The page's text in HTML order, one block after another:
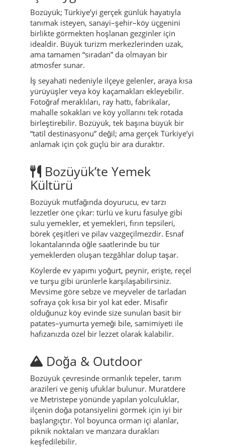
Bozüyük; Türkiye’yi gerçek günlük hayatıyla
tanımak isteyen, sanayi–şehir–köy üçgenini
birlikte görmekten hoşlanan gezginler için
idealdir. Büyük turizm merkezlerinden uzak,
ama tamamen “sıradan” da olmayan bir
atmosfer sunar.
İş seyahati nedeniyle ilçeye gelenler, araya kısa
yürüyüşler veya köy kaçamakları ekleyebilir.
Fotoğraf meraklıları, ray hattı, fabrikalar,
mahalle sokakları ve köy yollarını tek rotada
birleştirebilir. Bozüyük, tek başına büyük bir
“tatil destinasyonu” değil; ama gerçek Türkiye’yi
anlamak için çok güçlü bir ara duraktır.
Bozüyük’te Yemek
Kültürü
Bozüyük mutfağında doyurucu, ev tarzı
lezzetler öne çıkar: türlü ve kuru fasulye gibi
sulu yemekler, et yemekleri, fırın tepsileri,
börek çeşitleri ve pilav vazgeçilmezdir. Esnaf
lokantalarında öğle saatlerinde bu tür
yemeklerden oluşan tezgâhlar dolup taşar.
Köylerde ev yapımı yoğurt, peynir, erişte, reçel
ve turşu gibi ürünlerle karşılaşabilirsiniz.
Mevsime göre sebze ve meyveler de tarladan
sofraya çok kısa bir yol kat eder. Misafir
olduğunuz köy evinde size sunulan basit bir
patates–yumurta yemeği bile, samimiyeti ile
hafızanızda özel bir lezzet olarak kalabilir.
Doğa & Outdoor
Bozüyük çevresinde ormanlık tepeler, tarım
arazileri ve geniş ufuklar bulunur. Muratdere
ve Metristepe yönünde yapılan yolculuklar,
ilçenin doğa potansiyelini görmek için iyi bir
başlangıçtır. Yol boyunca orman içi alanlar,
piknik noktaları ve manzara durakları
keşfedilebilir.